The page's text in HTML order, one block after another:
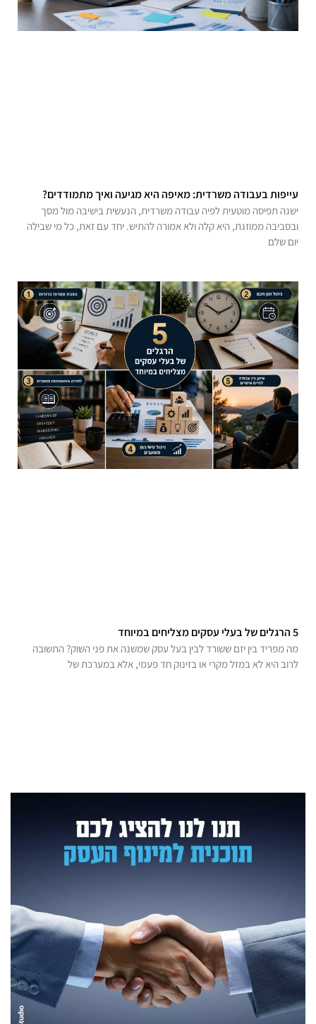
עייפות בעבודה משרדית: מאיפה היא מגיעה ואיך מתמודדים?
ישנה תפיסה מוטעית לפיה עבודה משרדית, הנעשית בישיבה מול מסך
ובסביבה ממוזגת, היא קלה ולא אמורה להתיש. יחד עם זאת, כל מי שבילה
יום שלם
5 הרגלים של בעלי עסקים מצליחים במיוחד
מה מפריד בין יזם ששורד לבין בעל עסק שמשנה את פני השוק? התשובה
לרוב היא לא במזל מקרי או בזינוק חד פעמי, אלא במערכת של